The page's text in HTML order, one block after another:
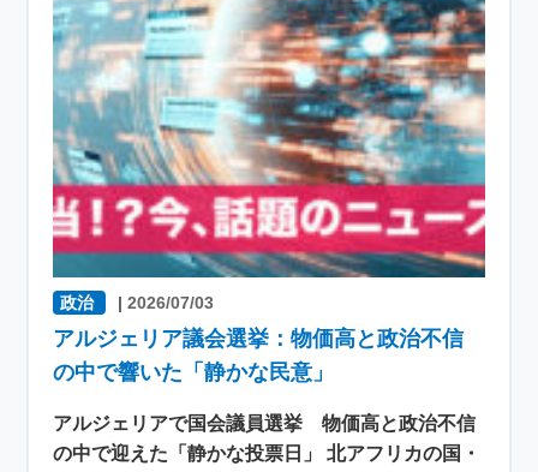
政治 |2026/07/03
アルジェリア議会選挙：物価高と政治不信
の中で響いた「静かな民意」
アルジェリアで国会議員選挙 物価高と政治不信
の中で迎えた「静かな投票日」 北アフリカの国・